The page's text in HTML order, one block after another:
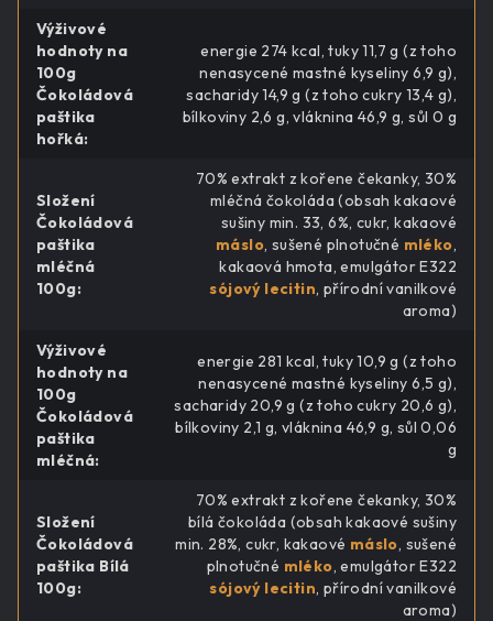
Výživové
hodnoty na
100g
Čokoládová
paštika
hořká:
energie 274 kcal, tuky 11,7 g (z toho
nenasycené mastné kyseliny 6,9 g),
sacharidy 14,9 g (z toho cukry 13,4 g),
bílkoviny 2,6 g, vláknina 46,9 g, sůl 0 g
Složení
Čokoládová
paštika
mléčná
100g:
70% extrakt z kořene čekanky, 30%
mléčná čokoláda (obsah kakaové
sušiny min. 33, 6%, cukr, kakaové
máslo, sušené plnotučné mléko,
kakaová hmota, emulgátor E322
sójový lecitin, přírodní vanilkové
aroma)
Výživové
hodnoty na
100g
Čokoládová
paštika
mléčná:
energie 281 kcal, tuky 10,9 g (z toho
nenasycené mastné kyseliny 6,5 g),
sacharidy 20,9 g (z toho cukry 20,6 g),
bílkoviny 2,1 g, vláknina 46,9 g, sůl 0,06
g
Složení
Čokoládová
paštika Bílá
100g:
70% extrakt z kořene čekanky, 30%
bílá čokoláda (obsah kakaové sušiny
min. 28%, cukr, kakaové máslo, sušené
plnotučné mléko, emulgátor E322
sójový lecitin, přírodní vanilkové
aroma)